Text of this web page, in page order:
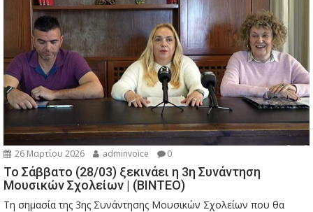
26 Μαρτίου 2026 adminvoice 0
Το Σάββατο (28/03) ξεκινάει η 3η Συνάντηση
Μουσικών Σχολείων | (ΒΙΝΤΕΟ)
Τη σημασία της 3ης Συνάντησης Μουσικών Σχολείων που θα